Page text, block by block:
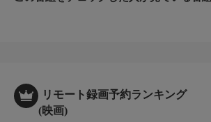
リモート録画予約ランキング
(映画)